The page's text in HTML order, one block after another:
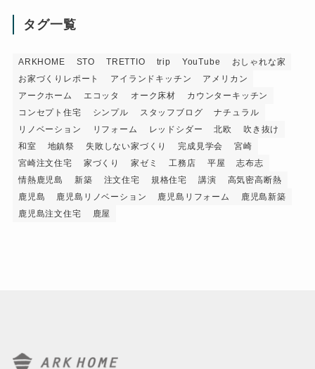
タグ一覧
ARKHOME STO TRETTIO trip YouTube
おしゃれな家
お家づくりレポート
アイランドキッチン
アメリカン
アークホーム
エコッタ オーク床材
カウンターキッチン
コンセプト住宅
シンプル スタッフブログ
ナチュラル
リノベーション
リフォーム レッドシダー 北欧
吹き抜け
和室
地鎮祭 失敗しない家づくり 完成見学会
宮崎
宮崎注文住宅
家づくり 家ゼミ 工務店 平屋
志布志
情熱鹿児島
新築 注文住宅 規格住宅 講演
高気密高断熱
鹿児島
鹿児島リノベーション 鹿児島リフォーム
鹿児島新築
鹿児島注文住宅
鹿屋